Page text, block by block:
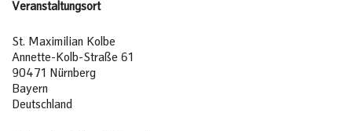
Veranstaltungsort
St. Maximilian Kolbe
Annette-Kolb-Straße 61
90471 Nürnberg
Bayern
Deutschland